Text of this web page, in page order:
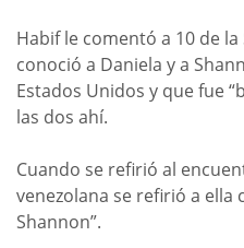
Habif le comentó a 10 de
conoció a Daniela y a
Estados Unidos y que fue
las dos ahí.
Cuando se refirió al
venezolana se refirió a
Shannon”.